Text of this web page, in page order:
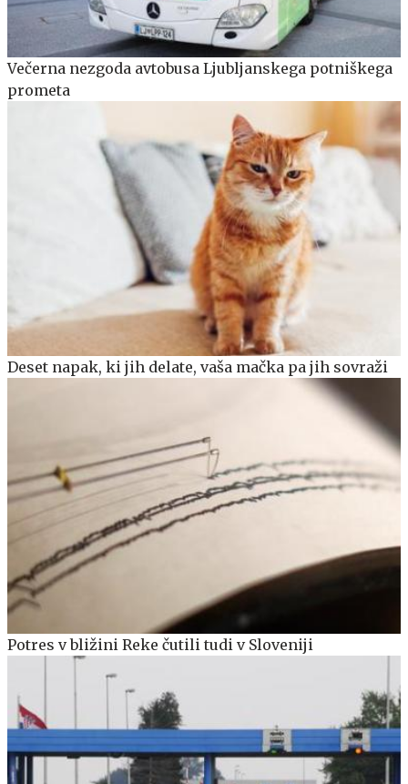
Večerna nezgoda avtobusa Ljubljanskega potniškega
prometa
Deset napak, ki jih delate, vaša mačka pa jih sovraži
Potres v bližini Reke čutili tudi v Sloveniji